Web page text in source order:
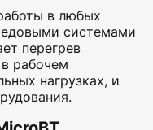
в любых
системами
перегрев
рабочем
нагрузках, и